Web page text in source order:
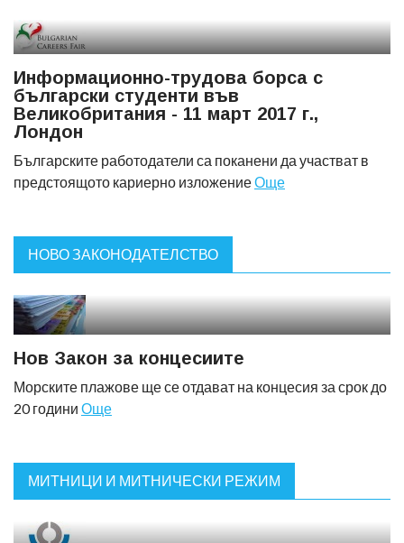
Информационно-трудова борса с
български студенти във
Великобритания - 11 март 2017 г.,
Лондон
Българските работодатели са поканени да участват в
предстоящото кариерно изложениеОще
НОВО ЗАКОНОДАТЕЛСТВО
Нов Закон за концесиите
Морските плажове ще се отдават на концесия за срок до
20 години Още
МИТНИЦИ И МИТНИЧЕСКИ РЕЖИМ